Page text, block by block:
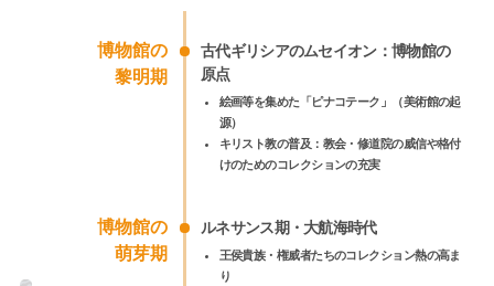
博物館の
黎明期
古代ギリシアのムセイオン：博物館の
原点
絵画等を集めた「ピナコテーク」（美術館の起
源）
キリスト教の普及：教会・修道院の威信や格付
けのためのコレクションの充実
博物館の
萌芽期
ルネサンス期・大航海時代
王侯貴族・権威者たちのコレクション熱の高ま
り